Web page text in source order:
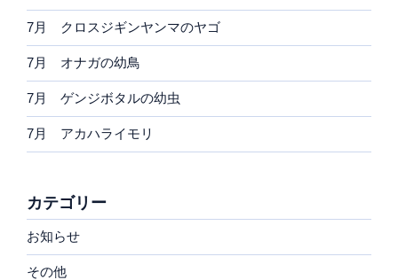
7月 クロスジギンヤンマのヤゴ
7月 オナガの幼鳥
7月 ゲンジボタルの幼虫
7月 アカハライモリ
カテゴリー
お知らせ
その他